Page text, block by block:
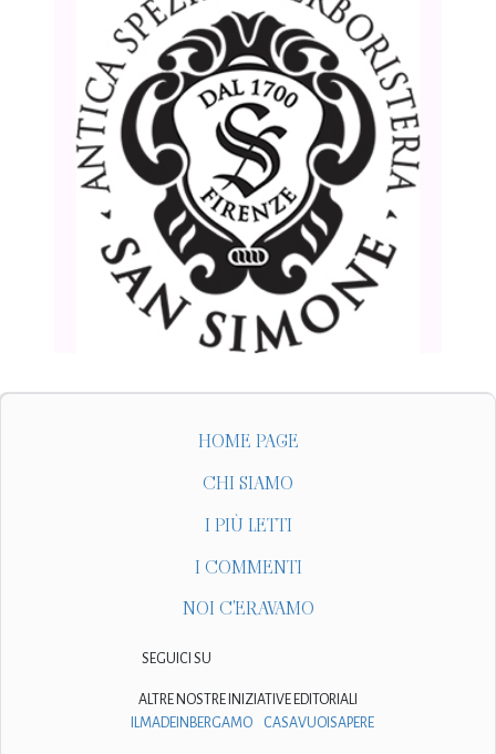
HOME PAGE
CHI SIAMO
I PIÙ LETTI
I COMMENTI
NOI C'ERAVAMO
SEGUICI SU
ALTRE NOSTRE INIZIATIVE EDITORIALI
ILMADEINBERGAMO
CASAVUOISAPERE